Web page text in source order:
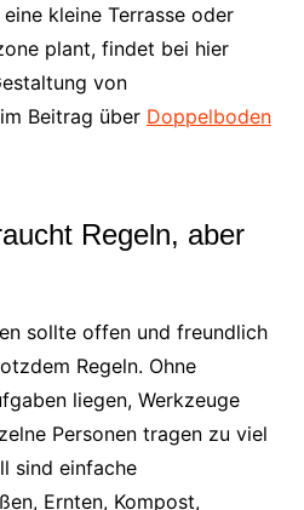
kleine Terrasse oder
plant, findet bei hier
von
Beitrag über Doppelboden
Regeln, aber
sollte offen und freundlich
Regeln. Ohne
liegen, Werkzeuge
Personen tragen zu viel
sind einfache
Ernten, Kompost,